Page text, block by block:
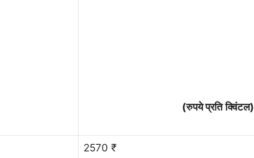
(रुपये प्रति क्विंटल)
2570 ₹